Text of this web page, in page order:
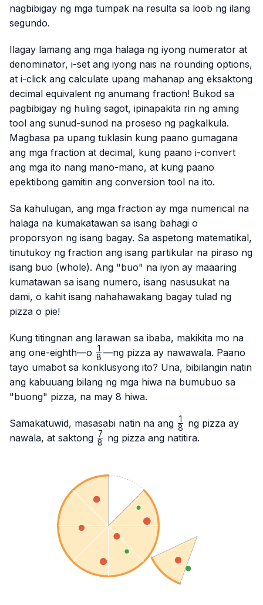
nagbibigay ng mga tumpak na resulta sa loob ng ilang
segundo.
Ilagay lamang ang mga halaga ng iyong numerator at
denominator, i-set ang iyong nais na rounding options,
at i-click ang calculate upang mahanap ang eksaktong
decimal equivalent ng anumang fraction! Bukod sa
pagbibigay ng huling sagot, ipinapakita rin ng aming
tool ang sunud-sunod na proseso ng pagkalkula.
Magbasa pa upang tuklasin kung paano gumagana
ang mga fraction at decimal, kung paano i-convert
ang mga ito nang mano-mano, at kung paano
epektibong gamitin ang conversion tool na ito.
Sa kahulugan, ang mga fraction ay mga numerical na
halaga na kumakatawan sa isang bahagi o
proporsyon ng isang bagay. Sa aspetong matematikal,
tinutukoy ng fraction ang isang partikular na piraso ng
isang buo (whole). Ang "buo" na iyon ay maaaring
kumatawan sa isang numero, isang nasusukat na
dami, o kahit isang nahahawakang bagay tulad ng
pizza o pie!
Kung titingnan ang larawan sa ibaba, makikita mo na
ang one-eighth—o \frac{1}
{8}
8
1 —ng pizza ay nawawala. Paano
tayo umabot sa konklusyong ito? Una, bibilangin natin
ang kabuuang bilang ng mga hiwa na bumubuo sa
"buong" pizza, na may 8 hiwa.
Samakatuwid, masasabi natin na ang \frac{1}
{8}
8
1
ng pizza ay
nawala, at saktong \frac{7}
8
7 ng pizza ang natitira.